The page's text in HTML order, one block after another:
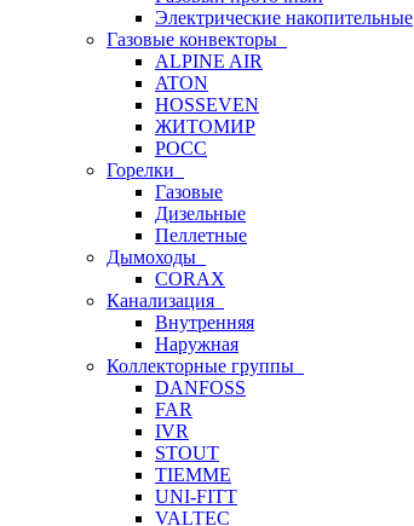
Электрические накопительные
Газовые конвекторы
ALPINE AIR
ATON
HOSSEVEN
ЖИТОМИР
РОСС
Горелки
Газовые
Дизельные
Пеллетные
Дымоходы
CORAX
Канализация
Внутренняя
Наружная
Коллекторные группы
DANFOSS
FAR
IVR
STOUT
TIEMME
UNI-FITT
VALTEC